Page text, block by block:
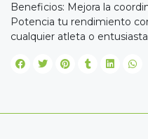
Beneficios: Mejora la
Potencia tu rendimiento
cualquier atleta o